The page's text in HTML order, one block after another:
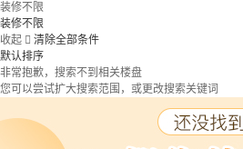
装修不限
装修不限
收起  清除全部条件
默认排序
非常抱歉，搜索不到相关楼盘
您可以尝试扩大搜索范围，或更改搜索关键词